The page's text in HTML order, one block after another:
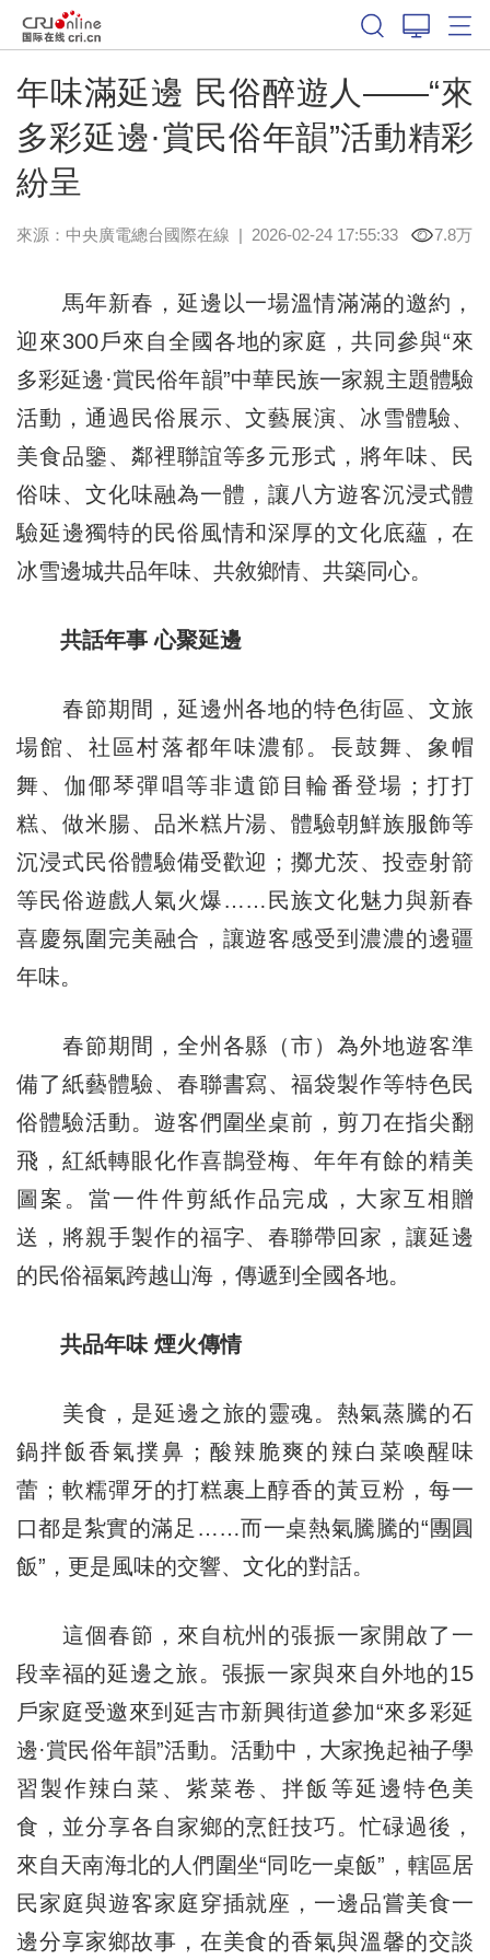
年味滿延邊 民俗醉遊人——“來
多彩延邊·賞民俗年韻”活動精彩
紛呈
來源：中央廣電總台國際在線 | 2026-02-24 17:55:33 7.8万
馬年新春，延邊以一場溫情滿滿的邀約，
迎來300戶來自全國各地的家庭，共同參與“來
多彩延邊·賞民俗年韻”中華民族一家親主題體驗
活動，通過民俗展示、文藝展演、冰雪體驗、
美食品鑒、鄰裡聯誼等多元形式，將年味、民
俗味、文化味融為一體，讓八方遊客沉浸式體
驗延邊獨特的民俗風情和深厚的文化底蘊，在
冰雪邊城共品年味、共敘鄉情、共築同心。
共話年事 心聚延邊
春節期間，延邊州各地的特色街區、文旅
場館、社區村落都年味濃郁。長鼓舞、象帽
舞、伽倻琴彈唱等非遺節目輪番登場；打打
糕、做米腸、品米糕片湯、體驗朝鮮族服飾等
沉浸式民俗體驗備受歡迎；擲尤茨、投壺射箭
等民俗遊戲人氣火爆……民族文化魅力與新春
喜慶氛圍完美融合，讓遊客感受到濃濃的邊疆
年味。
春節期間，全州各縣（市）為外地遊客準
備了紙藝體驗、春聯書寫、福袋製作等特色民
俗體驗活動。遊客們圍坐桌前，剪刀在指尖翻
飛，紅紙轉眼化作喜鵲登梅、年年有餘的精美
圖案。當一件件剪紙作品完成，大家互相贈
送，將親手製作的福字、春聯帶回家，讓延邊
的民俗福氣跨越山海，傳遞到全國各地。
共品年味 煙火傳情
美食，是延邊之旅的靈魂。熱氣蒸騰的石
鍋拌飯香氣撲鼻；酸辣脆爽的辣白菜喚醒味
蕾；軟糯彈牙的打糕裹上醇香的黃豆粉，每一
口都是紮實的滿足……而一桌熱氣騰騰的“團圓
飯”，更是風味的交響、文化的對話。
這個春節，來自杭州的張振一家開啟了一
段幸福的延邊之旅。張振一家與來自外地的15
戶家庭受邀來到延吉市新興街道參加“來多彩延
邊·賞民俗年韻”活動。活動中，大家挽起袖子學
習製作辣白菜、紫菜卷、拌飯等延邊特色美
食，並分享各自家鄉的烹飪技巧。忙碌過後，
來自天南海北的人們圍坐“同吃一桌飯”，轄區居
民家庭與遊客家庭穿插就座，一邊品嘗美食一
邊分享家鄉故事，在美食的香氣與溫馨的交談